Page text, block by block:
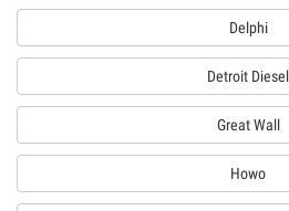
Delphi
Detroit Diesel
Great Wall
Howo